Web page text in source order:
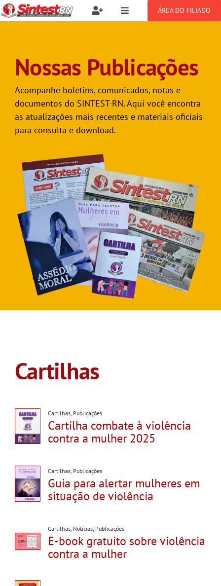
Ir
para
Toggle
Filie-se
Benefícios
Setor jurídico
Toggle
NOTÍCIAS
PUBLICAÇÕES
CONGRESSOS
GREVE
DOCUMENTOS
GALERIA
ÁREA DO FILIADO
Nossas Publicações
Acompanhe boletins, comunicados, notas e
documentos do SINTEST-RN. Aqui você encontra
as atualizações mais recentes e materiais oficiais
para consulta e download.
Cartilhas
Cartilhas, Publicações
Cartilha combate à violência
contra a mulher 2025
Cartilhas, Publicações
Guia para alertar mulheres em
situação de violência
Cartilhas, Notícias, Publicações
E-book gratuito sobre violência
contra a mulher